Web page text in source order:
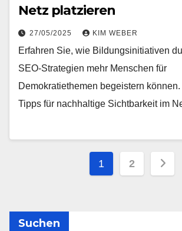
Netz platzieren
27/05/2025 KIM WEBER
Erfahren Sie, wie Bildungsinitiativen
SEO-Strategien mehr Menschen für
Demokratiethemen begeistern
Tipps für nachhaltige Sichtbarkeit im
1 2
Suchen